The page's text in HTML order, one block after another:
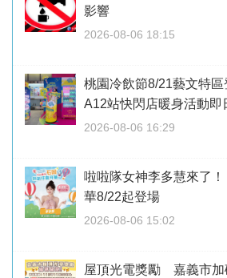
影響
2026-08-06 18:15
桃園冷飲節8/21藝文特
A12站快閃店暖身活動即
2026-08-06 16:29
啦啦隊女神李多慧來了
華8/22起登場
2026-08-06 15:02
屋頂光電獎勵 嘉義市加